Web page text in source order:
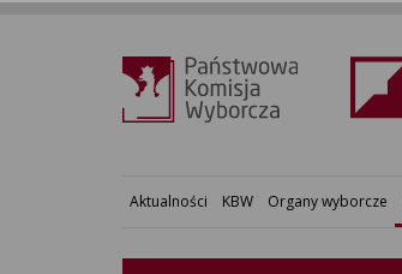
Aktualności KBW Organy wyborcze